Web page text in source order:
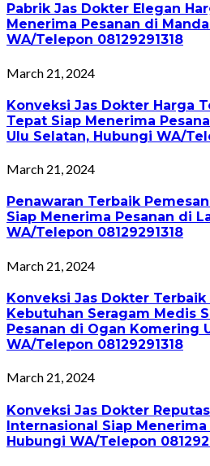
Pabrik Jas Dokter Elegan
Menerima Pesanan di
WA/Telepon 08129291318
March 21, 2024
Konveksi Jas Dokter Harga
Tepat Siap Menerima
Ulu Selatan, Hubungi WA/
March 21, 2024
Penawaran Terbaik
Siap Menerima Pesanan di
WA/Telepon 08129291318
March 21, 2024
Konveksi Jas Dokter
Kebutuhan Seragam Medis
Pesanan di Ogan Komering
WA/Telepon 08129291318
March 21, 2024
Konveksi Jas Dokter
Internasional Siap
Hubungi WA/Telepon